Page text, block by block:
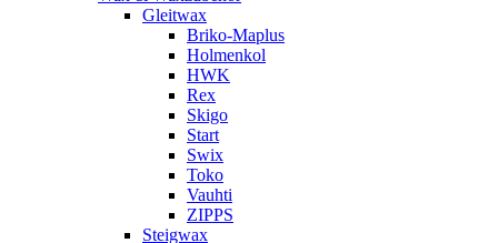
Gleitwax
Briko-Maplus
Holmenkol
HWK
Rex
Skigo
Start
Swix
Toko
Vauhti
ZIPPS
Steigwax